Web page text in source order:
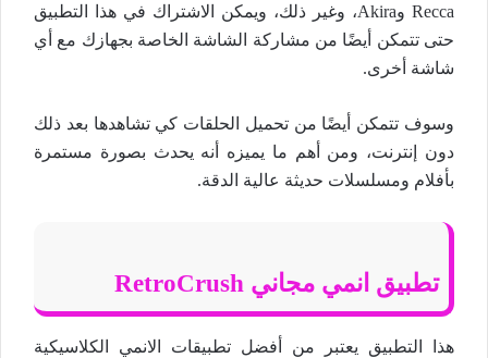
Recca وAkira، وغير ذلك، ويمكن الاشتراك في هذا التطبيق
حتى تتمكن أيضًا من مشاركة الشاشة الخاصة بجهازك مع أي
شاشة أخرى.
وسوف تتمكن أيضًا من تحميل الحلقات كي تشاهدها بعد ذلك
دون إنترنت، ومن أهم ما يميزه أنه يحدث بصورة مستمرة
بأفلام ومسلسلات حديثة عالية الدقة.
تطبيق انمي مجاني RetroCrush
هذا التطبيق يعتبر من أفضل تطبيقات الانمي الكلاسيكية